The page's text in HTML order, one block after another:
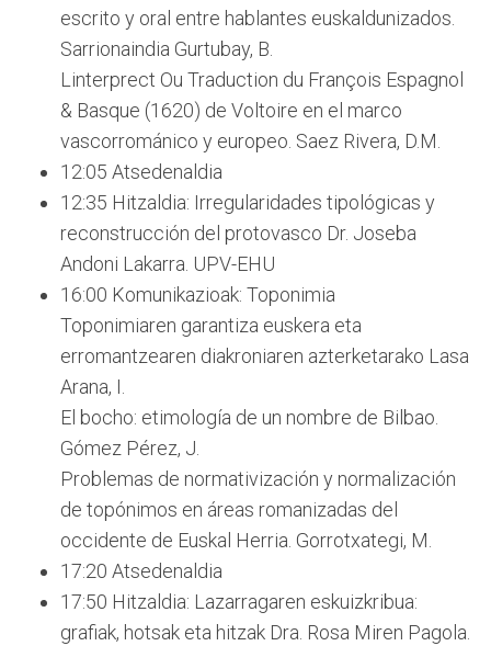
escrito y oral entre hablantes euskaldunizados.
Sarrionaindia Gurtubay, B.
Linterprect Ou Traduction du François Espagnol
& Basque (1620) de Voltoire en el marco
vascorrománico y europeo. Saez Rivera, D.M.
12:05 Atsedenaldia
12:35 Hitzaldia: Irregularidades tipológicas y
reconstrucción del protovasco Dr. Joseba
Andoni Lakarra. UPV-EHU
16:00 Komunikazioak: Toponimia
Toponimiaren garantiza euskera eta
erromantzearen diakroniaren azterketarako Lasa
Arana, I.
El bocho: etimología de un nombre de Bilbao.
Gómez Pérez, J.
Problemas de normativización y normalización
de topónimos en áreas romanizadas del
occidente de Euskal Herria. Gorrotxategi, M.
17:20 Atsedenaldia
17:50 Hitzaldia: Lazarragaren eskuizkribua:
grafiak, hotsak eta hitzak Dra. Rosa Miren Pagola.